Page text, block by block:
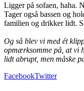
Ligger på sofaen, haha.
Tager også bassen og
familien og drikker lidt.
Og så blev vi med ét
opmærksomme på, at vi
lidt abrupt, men måske
FacebookTwitter